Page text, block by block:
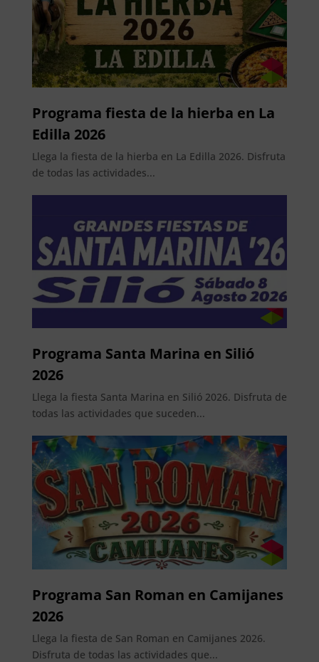
Programa fiesta de la hierba en La
Edilla 2026
Llega la fiesta de la hierba en La Edilla 2026. Disfruta
de todas las actividades...
Programa Santa Marina en Silió
2026
Llega la fiesta Santa Marina en Silió 2026. Disfruta de
todas las actividades que suceden...
Programa San Roman en Camijanes
2026
Llega la fiesta de San Roman en Camijanes 2026.
Disfruta de todas las actividades que...